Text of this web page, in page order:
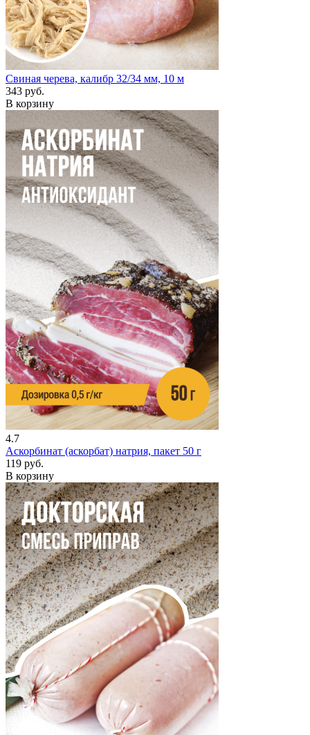
Свиная черева, калибр 32/34 мм, 10 м
343 руб.
В корзину
4.7
Аскорбинат (аскорбат) натрия, пакет 50 г
119 руб.
В корзину